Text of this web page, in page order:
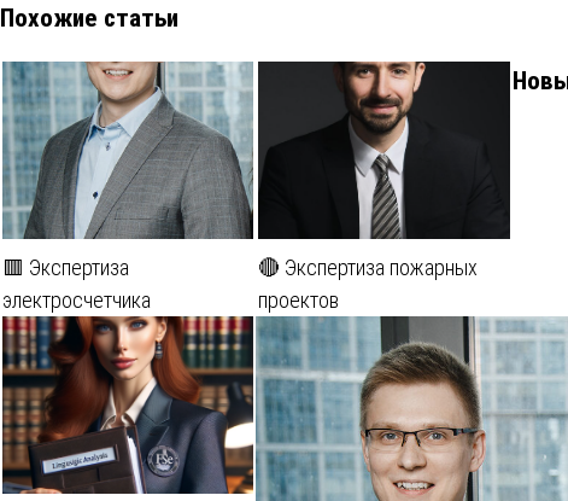
записям
Похожие статьи
🟥 Экспертиза
электросчетчика
🔴 Экспертиза пожарных
проектов